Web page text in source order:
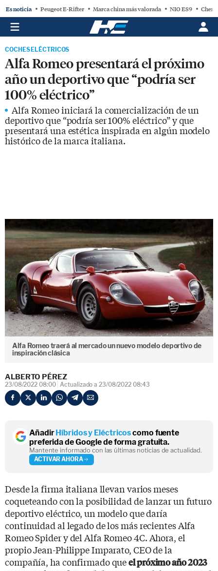
Es noticia Peugeot E-Rifter Marca china más valorada NIO ES9 Chery
COCHES ELÉCTRICOS
Alfa Romeo presentará el próximo
año un deportivo que “podría ser
100% eléctrico”
Alfa Romeo iniciará la comercialización de un
deportivo que “podría ser 100% eléctrico” y que
presentará una estética inspirada en algún modelo
histórico de la marca italiana.
Alfa Romeo traerá al mercado un nuevo modelo deportivo de
inspiración clásica
ALBERTO PÉREZ
23/08/2022 08:00 Actualizado a 23/08/2022 08:43
AñadirHíbridos y Eléctricoscomo fuente
preferida de Google de forma gratuita.
Mantente informado con las últimas noticias de actualidad.
ACTIVAR AHORA
Desde la firma italiana llevan varios meses
coqueteando con la posibilidad de lanzar un futuro
deportivo eléctrico, un modelo que daría
continuidad al legado de los más recientes Alfa
Romeo Spider y del Alfa Romeo 4C. Ahora, el
propio Jean-Philippe Imparato, CEO de la
compañía, ha confirmado queel próximo año 2023